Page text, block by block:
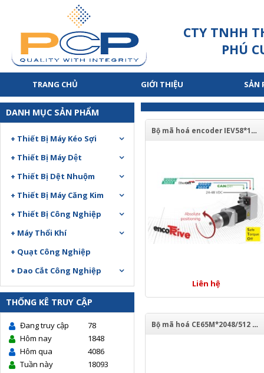
CTY TNHH
PHÚ
TRANG CHỦ GIỚI THIỆU SẢN
DANH MỤC SẢN PHẨM
+ Thiết Bị Máy Kéo Sợi
+ Thiết Bị Máy Dệt
+ Thiết Bị Dệt Nhuộm
+ Thiết Bị Máy Căng Kim
+ Thiết Bị Công Nghiệp
+ Máy Thổi Khí
+ Quạt Công Nghiệp
+ Dao Cắt Công Nghiệp
THỐNG KÊ TRUY CẬP
Đang truy cập
78
Hôm nay
1848
Hôm qua
4086
Tuần này
18093
Bộ mã hoá encoder IEV58*1024 INC LD 50ZB6GL
Liên hệ
Bộ mã hoá CE65M*2048/512 PAR PP 80ZBUNI 10FL